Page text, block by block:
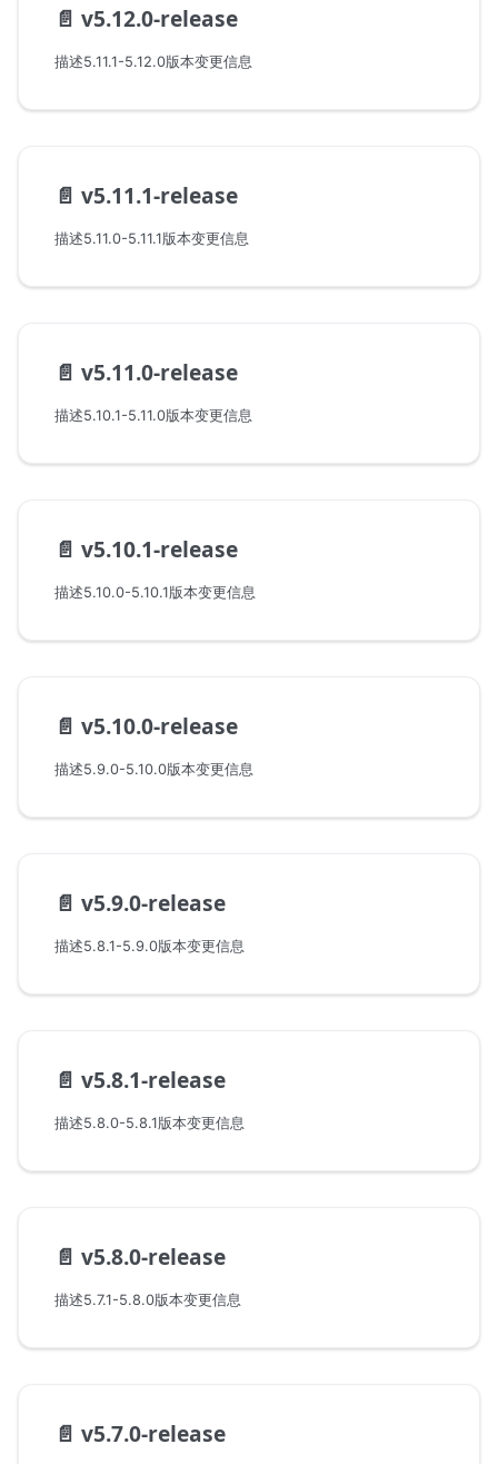
📄️ v5.12.0-release
描述5.11.1-5.12.0版本变更信息
📄️ v5.11.1-release
描述5.11.0-5.11.1版本变更信息
📄️ v5.11.0-release
描述5.10.1-5.11.0版本变更信息
📄️ v5.10.1-release
描述5.10.0-5.10.1版本变更信息
📄️ v5.10.0-release
描述5.9.0-5.10.0版本变更信息
📄️ v5.9.0-release
描述5.8.1-5.9.0版本变更信息
📄️ v5.8.1-release
描述5.8.0-5.8.1版本变更信息
📄️ v5.8.0-release
描述5.7.1-5.8.0版本变更信息
📄️ v5.7.0-release